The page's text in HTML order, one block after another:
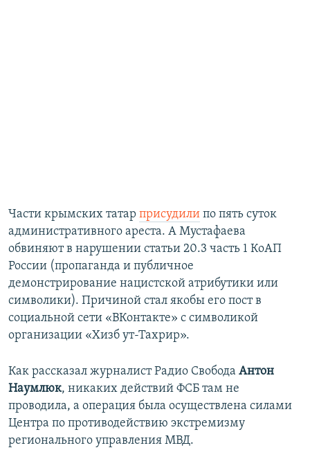
Части крымских татар присудили по пять суток
административного ареста. А Мустафаева
обвиняют в нарушении статьи 20.3 часть 1 КоАП
России (пропаганда и публичное
демонстрирование нацистской атрибутики или
символики). Причиной стал якобы его пост в
социальной сети «ВКонтакте» с символикой
организации «Хизб ут-Тахрир».
Как рассказал журналист Радио Свобода Антон
Наумлюк, никаких действий ФСБ там не
проводила, а операция была осуществлена силами
Центра по противодействию экстремизму
регионального управления МВД.